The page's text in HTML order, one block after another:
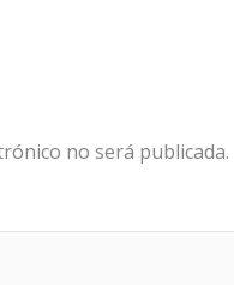
no será publicada.